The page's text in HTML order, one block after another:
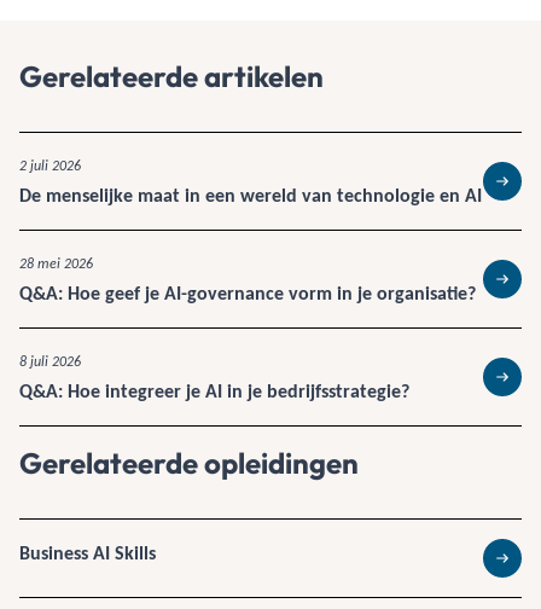
Gerelateerde artikelen
2 juli 2026
De menselijke maat in een wereld van technologie en AI Lees
28 mei 2026
Q&A: Hoe geef je AI-governance vorm in je organisatie? Lees
8 juli 2026
Q&A: Hoe integreer je AI in je bedrijfsstrategie? Lees
Gerelateerde opleidingen
Business AI Skills
Lees